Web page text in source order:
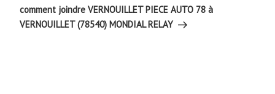
suivant
comment joindre VERNOUILLET PIECE AUTO 78 à
VERNOUILLET (78540) MONDIAL RELAY